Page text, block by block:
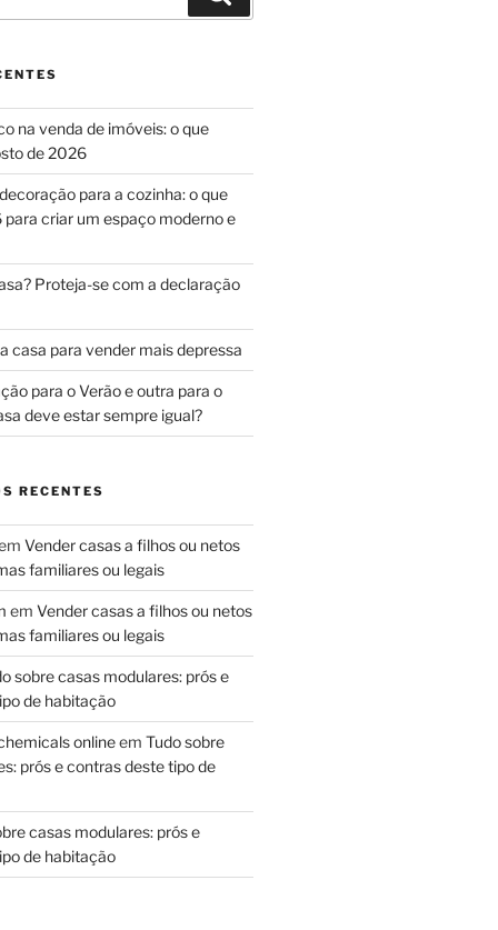
na venda de imóveis: o que
de 2026
para a cozinha: o que
criar um espaço moderno e
Proteja-se com a declaração
casa para vender mais depressa
para o Verão e outra para o
deve estar sempre igual?
RECENTES
Vender casas a filhos ou netos
familiares ou legais
em Vender casas a filhos ou netos
familiares ou legais
sobre casas modulares: prós e
de habitação
onlineem Tudo sobre
prós e contras deste tipo de
casas modulares: prós e
de habitação